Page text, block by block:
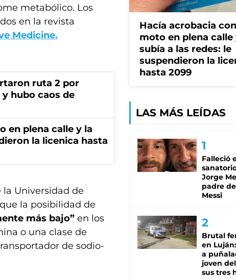
metabólico. Los
en la revista
Medicine.
ruta 2 por
hubo caos de
en plena calle y la
la licenica hasta
la Universidad de
la posibilidad de
más bajo” en los
o una clase de
de sodio-
Hacía acrobacia
moto en plena calle
subía a las redes: le
suspendieron la
hasta 2099
LAS MÁS LEÍDAS
Falleció
Jorge
padre
Messi
Brutal
en
a
joven
sus tres